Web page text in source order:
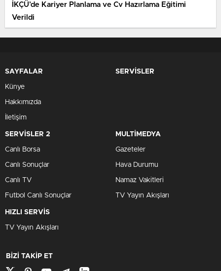
İKÇÜ’de Kariyer Planlama ve Cv Hazırlama Eğitimi
Verildi
SAYFALAR
Künye
Hakkımızda
İletişim
SERVİSLER
SERVİSLER 2
Canlı Borsa
Canlı Sonuçlar
Canlı TV
Futbol Canlı Sonuçlar
MULTİMEDYA
Gazeteler
Hava Durumu
Namaz Vakitleri
TV Yayın Akışları
HIZLI SERVİS
TV Yayın Akışları
BİZİ TAKİP ET